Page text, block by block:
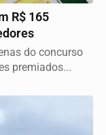
R$ 165
do concurso
premiados...